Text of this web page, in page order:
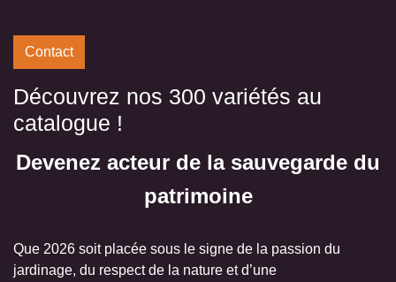
Contact
Découvrez nos 300 variétés au
catalogue !
Devenez acteur de la
sauvegarde du patrimoine
Que 2026 soit placée sous le signe de la passion du
jardinage, du respect de la nature et d’une